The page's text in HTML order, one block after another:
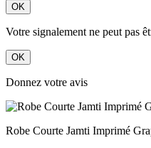
OK
Votre signalement ne peut pas
OK
Donnez votre avis
Robe Courte Jamti Imprimé